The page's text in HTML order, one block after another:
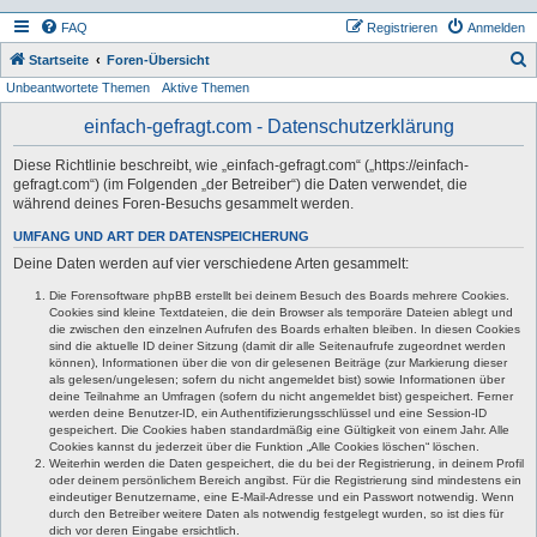
FAQ Anmelden
Registrieren
Startseite Foren-Übersicht
Unbeantwortete Themen Aktive Themen
einfach-gefragt.com - Datenschutzerklärung
Diese Richtlinie beschreibt, wie „einfach-gefragt.com“ („https://einfach-
gefragt.com“) (im Folgenden „der Betreiber“) die Daten verwendet, die
während deines Foren-Besuchs gesammelt werden.
UMFANG UND ART DER DATENSPEICHERUNG
Deine Daten werden auf vier verschiedene Arten gesammelt:
Die Forensoftware phpBB erstellt bei deinem Besuch des Boards mehrere Cookies.
Cookies sind kleine Textdateien, die dein Browser als temporäre Dateien ablegt und
die zwischen den einzelnen Aufrufen des Boards erhalten bleiben. In diesen Cookies
sind die aktuelle ID deiner Sitzung (damit dir alle Seitenaufrufe zugeordnet werden
können), Informationen über die von dir gelesenen Beiträge (zur Markierung dieser
als gelesen/ungelesen; sofern du nicht angemeldet bist) sowie Informationen über
deine Teilnahme an Umfragen (sofern du nicht angemeldet bist) gespeichert. Ferner
werden deine Benutzer-ID, ein Authentifizierungsschlüssel und eine Session-ID
gespeichert. Die Cookies haben standardmäßig eine Gültigkeit von einem Jahr. Alle
Cookies kannst du jederzeit über die Funktion „Alle Cookies löschen“ löschen.
Weiterhin werden die Daten gespeichert, die du bei der Registrierung, in deinem Profil
oder deinem persönlichem Bereich angibst. Für die Registrierung sind mindestens ein
eindeutiger Benutzername, eine E-Mail-Adresse und ein Passwort notwendig. Wenn
durch den Betreiber weitere Daten als notwendig festgelegt wurden, so ist dies für
dich vor deren Eingabe ersichtlich.